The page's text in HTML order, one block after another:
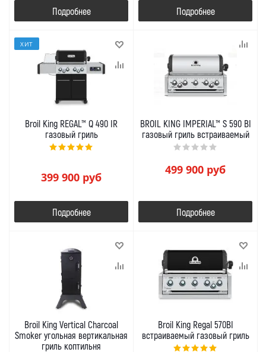
Подробнее Подробнее
ХИТ
Broil King REGAL™ Q 490 IR
газовый гриль
399 900 руб
Подробнее
BROIL KING IMPERIAL™ S 590 BI
газовый гриль встраиваемый
499 900 руб
Подробнее
Broil King Vertical Charcoal
Smoker угольная вертикальная
гриль коптильня
Broil King Regal 570BI
встраиваемый газовый гриль